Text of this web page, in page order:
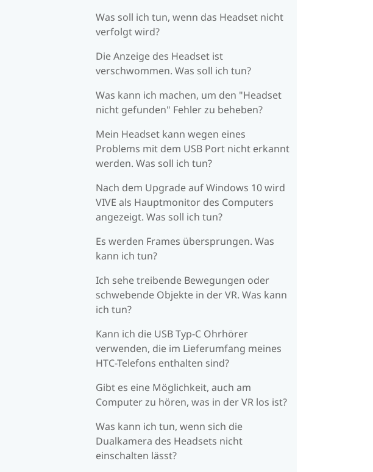
Was soll ich tun, wenn das Headset nicht
verfolgt wird?
Die Anzeige des Headset ist
verschwommen. Was soll ich tun?
Was kann ich machen, um den "Headset
nicht gefunden" Fehler zu beheben?
Mein Headset kann wegen eines
Problems mit dem USB Port nicht erkannt
werden. Was soll ich tun?
Nach dem Upgrade auf Windows 10 wird
VIVE als Hauptmonitor des Computers
angezeigt. Was soll ich tun?
Es werden Frames übersprungen. Was
kann ich tun?
Ich sehe treibende Bewegungen oder
schwebende Objekte in der VR. Was kann
ich tun?
Kann ich die USB Typ-C Ohrhörer
verwenden, die im Lieferumfang meines
HTC-Telefons enthalten sind?
Gibt es eine Möglichkeit, auch am
Computer zu hören, was in der VR los ist?
Was kann ich tun, wenn sich die
Dualkamera des Headsets nicht
einschalten lässt?